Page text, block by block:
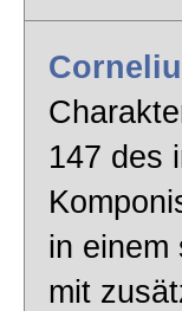
147 des
in einem
mit